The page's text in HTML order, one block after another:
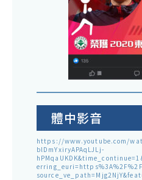
體中影音
https://www.youtube.com/
blDmYxiryAPAqLJLj-